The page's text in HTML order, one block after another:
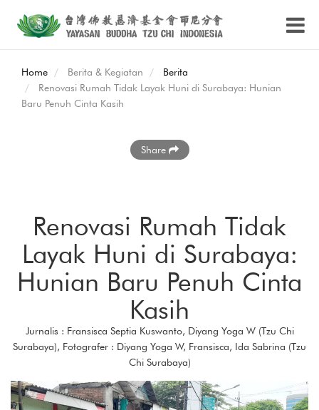
Home Berita & Kegiatan
Berita
Renovasi Rumah Tidak Layak Huni di Surabaya: Hunian
Baru Penuh Cinta Kasih
Share
Renovasi Rumah Tidak
Layak Huni di Surabaya:
Hunian Baru Penuh Cinta
Kasih
Jurnalis : Fransisca Septia Kuswanto, Diyang Yoga W (Tzu Chi
Surabaya), Fotografer : Diyang Yoga W, Fransisca, Ida Sabrina (Tzu
Chi Surabaya)